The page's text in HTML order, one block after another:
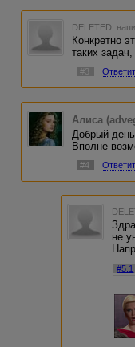
DELETED
Конкретно
таких
#3
Алиса
Добрый
Вполне
#4
не
#5.1